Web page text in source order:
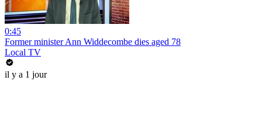
0:45
Former minister Ann Widdecombe dies aged 78
Local TV
il y a 1 jour